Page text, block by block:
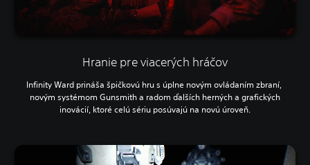
Hranie pre viacerých hráčov
Infinity Ward prináša špičkovú hru s úplne novým ovládaním zbraní,
novým systémom Gunsmith a radom ďalších herných a grafických
inovácií, ktoré celú sériu posúvajú na novú úroveň.